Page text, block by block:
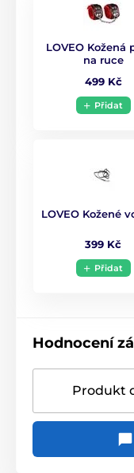
LOVEO Kožená
na ruce
499 Kč
Přidat
LOVEO Kožené
399 Kč
Přidat
Hodnocení
Produkt